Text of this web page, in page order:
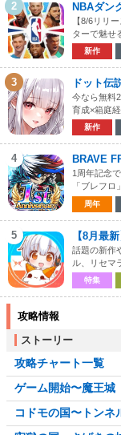
2 NBAダン
【8/6リリ
ターで魅せ
新作
3 ドット伝
今なら無料
育成×箱庭
新作
4 BRAVE
1周年記念
「ブレフ
周年
5 【8月最
話題の新作
ル、リセマ
特集
攻略情報
ストーリー
攻略チャート一覧
ゲーム開始〜魔王城
コドモの国〜トンネ